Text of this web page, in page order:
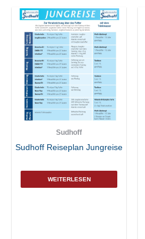
Sudhoff
Sudhoff Reiseplan Jungreise
WEITERLESEN